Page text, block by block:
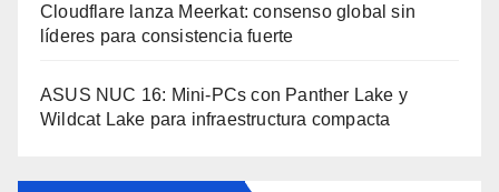
Cloudflare lanza Meerkat: consenso global sin
líderes para consistencia fuerte
ASUS NUC 16: Mini-PCs con Panther Lake y
Wildcat Lake para infraestructura compacta